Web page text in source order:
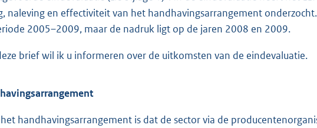
naleving en effectiviteit van het handhavingsarrangement
2005–2009, maar de nadruk ligt op de jaren 2008 en 2009.
brief wil ik u informeren over de uitkomsten van de eindevaluatie.
handhavingsarrangement is dat de sector via de